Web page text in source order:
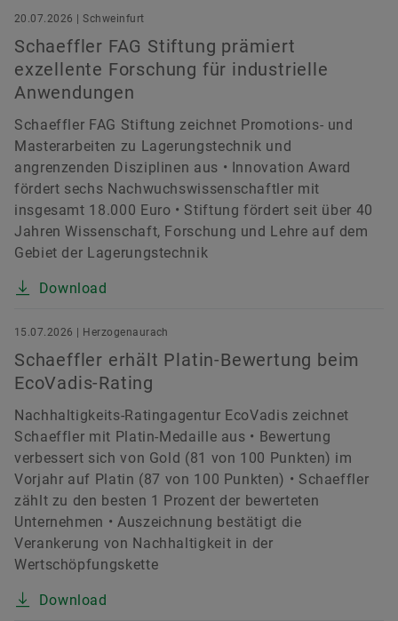
20.07.2026 | Schweinfurt
Schaeffler FAG Stiftung prämiert
exzellente Forschung für industrielle
Anwendungen
Schaeffler FAG Stiftung zeichnet Promotions- und
Masterarbeiten zu Lagerungstechnik und
angrenzenden Disziplinen aus • Innovation Award
fördert sechs Nachwuchswissenschaftler mit
insgesamt 18.000 Euro • Stiftung fördert seit über 40
Jahren Wissenschaft, Forschung und Lehre auf dem
Gebiet der Lagerungstechnik
Download
15.07.2026 | Herzogenaurach
Schaeffler erhält Platin-Bewertung beim
EcoVadis-Rating
Nachhaltigkeits-Ratingagentur EcoVadis zeichnet
Schaeffler mit Platin-Medaille aus • Bewertung
verbessert sich von Gold (81 von 100 Punkten) im
Vorjahr auf Platin (87 von 100 Punkten) • Schaeffler
zählt zu den besten 1 Prozent der bewerteten
Unternehmen • Auszeichnung bestätigt die
Verankerung von Nachhaltigkeit in der
Wertschöpfungskette
Download